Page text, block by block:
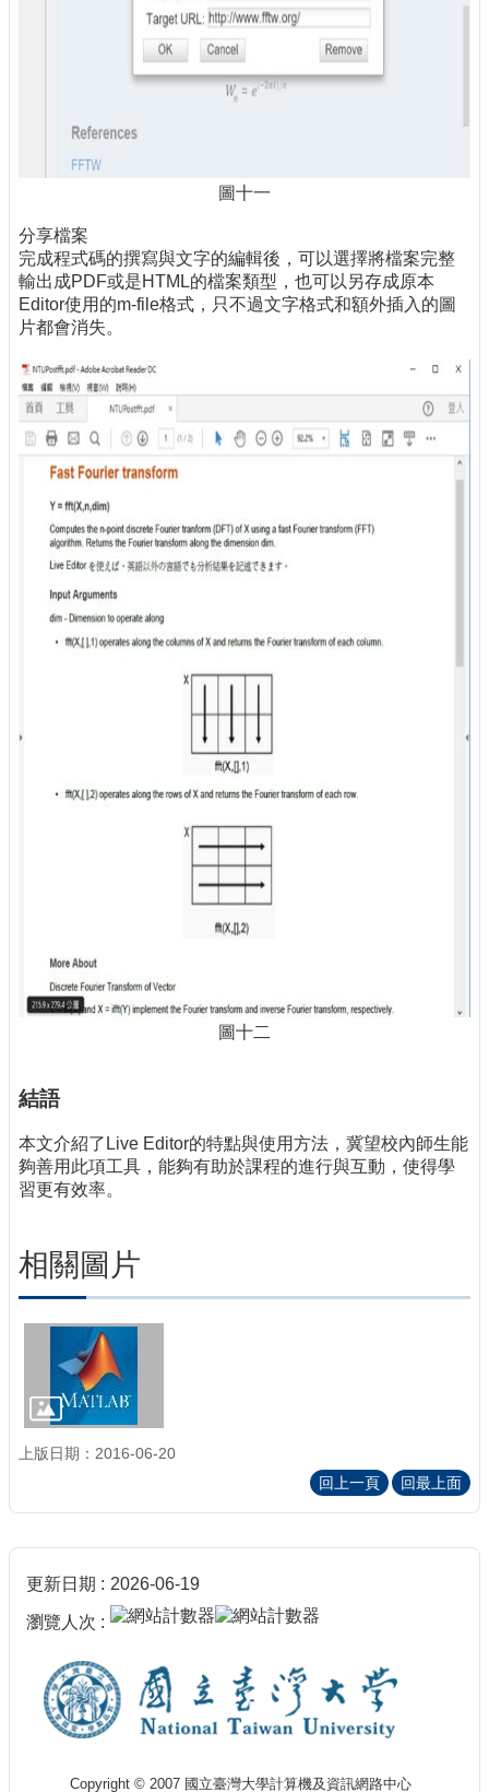
圖十一
分享檔案
完成程式碼的撰寫與文字的編輯後，可以選擇將檔案完整
輸出成PDF或是HTML的檔案類型，也可以另存成原本
Editor使用的m-file格式，只不過文字格式和額外插入的圖
片都會消失。
圖十二
結語
本文介紹了Live Editor的特點與使用方法，冀望校內師生能
夠善用此項工具，能夠有助於課程的進行與互動，使得學
習更有效率。
相關圖片
上版日期：2016-06-20
回上一頁
回最上面
更新日期 2026-06-19
瀏覽人次
Copyright © 2007 國立臺灣大學計算機及資訊網路中心